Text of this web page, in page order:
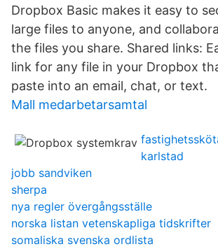
Dropbox Basic makes it easy to
large files to anyone, and
the files you share. Shared links:
link for any file in your Dropbox
paste into an email, chat, or text.
Mall medarbetarsamtal
karlstad
jobb sandviken
sherpa
nya regler övergångsställe
norska listan vetenskapliga tidskrifter
somaliska svenska ordlista